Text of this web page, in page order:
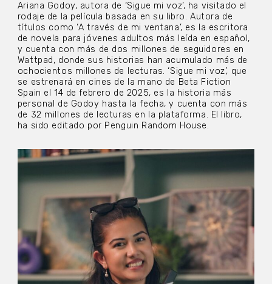
Ariana Godoy, autora de ‘Sigue mi voz’, ha visitado el
rodaje de la película basada en su libro. Autora de
títulos como ‘A través de mi ventana’, es la escritora
de novela para jóvenes adultos más leída en español,
y cuenta con más de dos millones de seguidores en
Wattpad, donde sus historias han acumulado más de
ochocientos millones de lecturas. ‘Sigue mi voz’, que
se estrenará en cines de la mano de Beta Fiction
Spain el 14 de febrero de 2025, es la historia más
personal de Godoy hasta la fecha, y cuenta con más
de 32 millones de lecturas en la plataforma. El libro,
ha sido editado por Penguin Random House.